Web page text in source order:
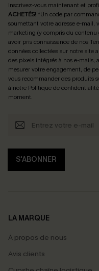
Inscrivez-vous maintenant et
ACHETÉS! *Un code par
soumettant votre adresse e-mail,
marketing (y compris du contenu
avoir pris connaissance de nos
données collectées sur notre site
des pixels intégrés à nos e-mails,
mesurer votre engagement, de
vous recommander des produits
à notre Politique de confidentialité
moment.
S'ABONNER
LA MARQUE
À propos de nous
Avis clients